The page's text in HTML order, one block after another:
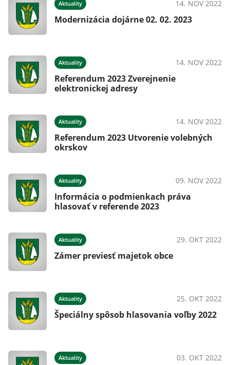
Aktuality 14. NOV 2022
Modernizácia dojárne 02. 02. 2023
Aktuality 14. NOV 2022
Referendum 2023 Zverejnenie
elektronickej adresy
Aktuality 14. NOV 2022
Referendum 2023 Utvorenie volebných
okrskov
Aktuality 09. NOV 2022
Informácia o podmienkach práva
hlasovať v referende 2023
Aktuality 29. OKT 2022
Zámer previesť majetok obce
Aktuality 25. OKT 2022
Špeciálny spôsob hlasovania voľby 2022
Aktuality 03. OKT 2022